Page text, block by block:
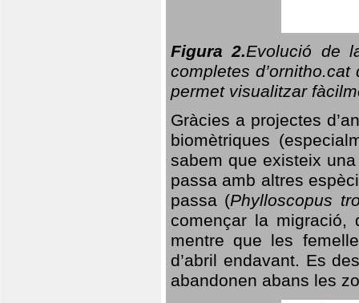
Figura 2.Evolució de
completes
permet visualitzar
Gràcies a projectes
biomètriques
sabem que existeix
passa amb altres
passa (Phylloscopus
començar la migració,
mentre que les
d’abril endavant. Es
abandonen abans les